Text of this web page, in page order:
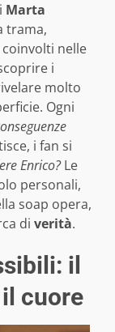
Marta
trama,
nelle
i
molto
Ogni
i fan si
Enrico?Le
personali,
soap opera,
di verità.
il
cuore